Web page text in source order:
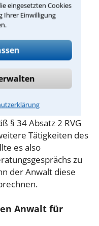
eingesetzten Cookies
Ihrer Einwilligung
Verbraucher. Für
gilt diese
mit Ihrem
der ersten
§ 34 Absatz 2 RVG
Tätigkeiten des
es also
zu
der Anwalt diese
Anwalt für